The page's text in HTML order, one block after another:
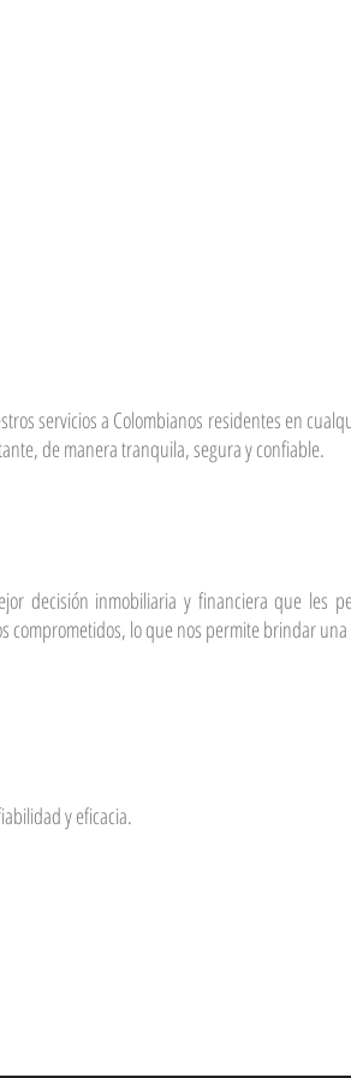
servicios a Colombianos residentes en
de manera tranquila, segura y confiable.
decisión inmobiliaria y financiera que les
lo que nos permite brindar
y eficacia.